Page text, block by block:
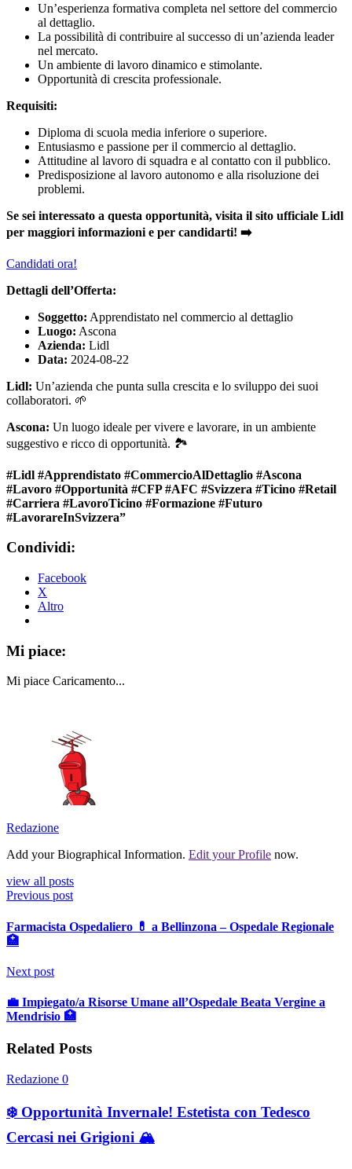
Un’esperienza formativa completa nel settore del commercio
al dettaglio.
La possibilità di contribuire al successo di un’azienda leader
nel mercato.
Un ambiente di lavoro dinamico e stimolante.
Opportunità di crescita professionale.
Requisiti:
Diploma di scuola media inferiore o superiore.
Entusiasmo e passione per il commercio al dettaglio.
Attitudine al lavoro di squadra e al contatto con il pubblico.
Predisposizione al lavoro autonomo e alla risoluzione dei
problemi.
Se sei interessato a questa opportunità, visita il sito ufficiale Lidl
per maggiori informazioni e per candidarti! ➡️
Candidati ora!
Dettagli dell’Offerta:
Soggetto: Apprendistato nel commercio al dettaglio
Luogo: Ascona
Azienda: Lidl
Data: 2024-08-22
Lidl: Un’azienda che punta sulla crescita e lo sviluppo dei suoi
collaboratori. 🌱
Ascona: Un luogo ideale per vivere e lavorare, in un ambiente
suggestivo e ricco di opportunità. 🏞️
#Lidl #Apprendistato #CommercioAlDettaglio #Ascona
#Lavoro #Opportunità #CFP #AFC #Svizzera #Ticino #Retail
#Carriera #LavoroTicino #Formazione #Futuro
#LavorareInSvizzera”
Condividi:
Facebook
X
Altro
Mi piace:
Mi piace Caricamento...
Redazione
Add your Biographical Information. Edit your Profile now.
view all posts
Previous post
Farmacista Ospedaliero 💊 a Bellinzona – Ospedale Regionale
🏥
Next post
💼 Impiegato/a Risorse Umane all’Ospedale Beata Vergine a
Mendrisio 🏥
Related Posts
Redazione 0
❄️ Opportunità Invernale! Estetista con Tedesco
Cercasi nei Grigioni 🏔️